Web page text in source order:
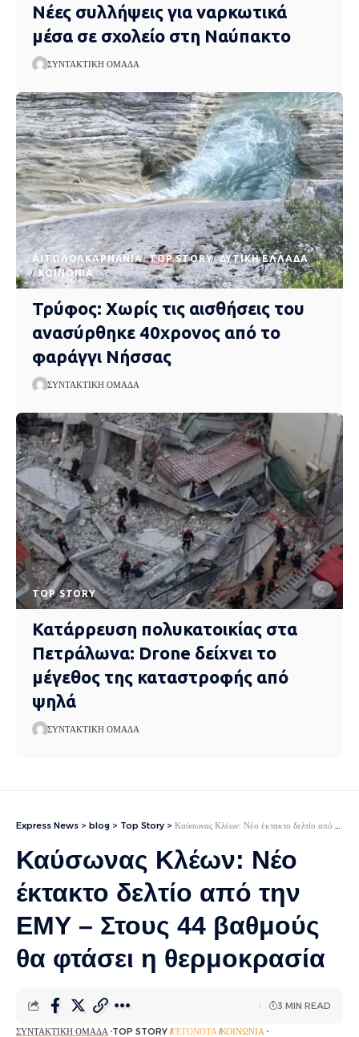
Νέες συλλήψεις για ναρκωτικά
μέσα σε σχολείο στη Ναύπακτο
ΣΥΝΤΑΚΤΙΚΉ ΟΜΆΔΑ
AΙΤΩΛΟΑΚΑΡΝΑΝΊΑ TOP STORY
ΔΥΤΙΚΉ ΕΛΛΆΔΑ
ΚΟΙΝΩΝΊΑ
Τρύφος: Χωρίς τις αισθήσεις του
ανασύρθηκε 40χρονος από το
φαράγγι Νήσσας
ΣΥΝΤΑΚΤΙΚΉ ΟΜΆΔΑ
TOP STORY
Κατάρρευση πολυκατοικίας στα
Πετράλωνα: Drone δείχνει το
μέγεθος της καταστροφής από
ψηλά
ΣΥΝΤΑΚΤΙΚΉ ΟΜΆΔΑ
Express News > blog > Top Story > Καύσωνας Κλέων: Νέο έκτακτο δελτίο από την ΕΜΥ – Στους 44 βαθμούς θα φτάσει η θερμοκρασία
Καύσωνας Κλέων: Νέο
έκτακτο δελτίο από την
ΕΜΥ – Στους 44 βαθμούς
θα φτάσει η θερμοκρασία
ΣΥΝΤΑΚΤΙΚΉ ΟΜΆΔΑ TOP STORY ΓΕΓΟΝΌΤΑ ΚΟΙΝΩΝΊΑ
3 MIN READ